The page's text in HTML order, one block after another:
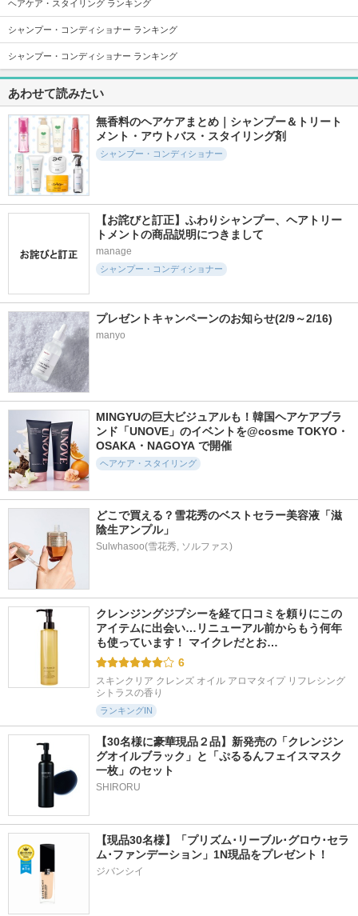
シャンプー/トリー
トメント パールシ
ャイン
CLAYGE(クレージュ)
ンプー／ヘアトリー
トメント
THERATIS
リッチモイスト シ
ャンプー/トリート
メント
5.4
484件
SILK THE RICHシャ
ント（ムードナイト
ムスク）
SILK THE RICH
ヘマチン ブースタ
マイブースターズ
ージリペア] シトラ
スサボンの香り
5.2
966件
THERATIS TERA(セ
ラティス テラ) Pr
emium EX Night Moi
st シャンプー／ヘア
トリートメント
5.5
721件
ヘマチン ブースタ
ー シャンプー ペア
アー＆ムスクの香り
マイブースターズ
5.2
1104件
ト
Wonjungyo
5.3
ソラ ウェザーケ
ア クリスタルシャ
トメント リペアタ
5.8
333件
ロータス 水素トリ
ートメント ティー
＆シトラスの香り
5.3
744件
ウォンジョンヨ リ
ペアシャンプー ス
ス
ヘアケア・スタイリング ランキング
シャンプー・コンディショナー ランキング
シャンプー・コンディショナー ランキング
あわせて読みたい
無香料のヘアケアまとめ｜シャンプー＆トリート
メント・アウトバス・スタイリング剤
シャンプー・コンディショナー
【お詫びと訂正】ふわりシャンプー、ヘアトリー
トメントの商品説明につきまして
manage
シャンプー・コンディショナー
プレゼントキャンペーンのお知らせ(2/9～2/16)
manyo
MINGYUの巨大ビジュアルも！韓国ヘアケアブラ
ンド「UNOVE」のイベントを@cosme TOKYO・
OSAKA・NAGOYA で開催
ヘアケア・スタイリング
どこで買える？雪花秀のベストセラー美容液「滋
陰生アンプル」
Sulwhasoo(雪花秀, ソルファス)
クレンジングジプシーを経て口コミを頼りにこの
アイテムに出会い…リニューアル前からもう何年
も使っています！ マイクレだとお…
6
スキンクリア クレンズ オイル アロマタイプ リフレシング
シトラスの香り
ランキングIN
【30名様に豪華現品２品】新発売の「クレンジン
グオイルブラック」と「ぷるるんフェイスマスク
一枚」のセット
SHIRORU
【現品30名様】「プリズム･リーブル･グロウ･セラ
ジバンシイ